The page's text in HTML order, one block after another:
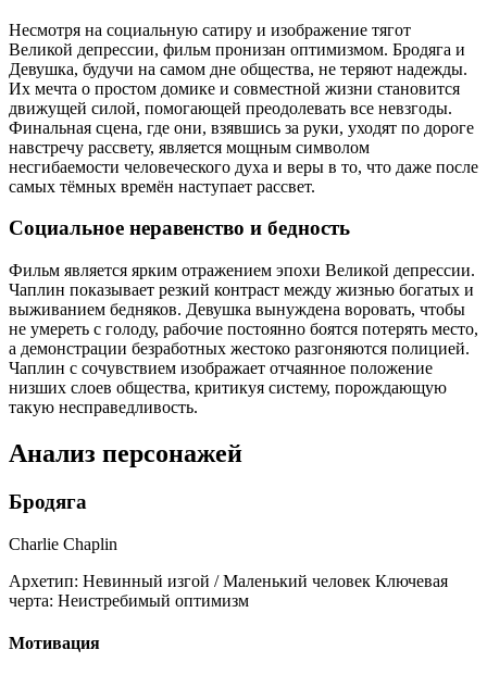
Несмотря на социальную сатиру и изображение тягот
Великой депрессии, фильм пронизан оптимизмом. Бродяга и
Девушка, будучи на самом дне общества, не теряют надежды.
Их мечта о простом домике и совместной жизни становится
движущей силой, помогающей преодолевать все невзгоды.
Финальная сцена, где они, взявшись за руки, уходят по дороге
навстречу рассвету, является мощным символом
несгибаемости человеческого духа и веры в то, что даже после
самых тёмных времён наступает рассвет.
Социальное неравенство и бедность
Фильм является ярким отражением эпохи Великой депрессии.
Чаплин показывает резкий контраст между жизнью богатых и
выживанием бедняков. Девушка вынуждена воровать, чтобы
не умереть с голоду, рабочие постоянно боятся потерять место,
а демонстрации безработных жестоко разгоняются полицией.
Чаплин с сочувствием изображает отчаянное положение
низших слоев общества, критикуя систему, порождающую
такую несправедливость.
Анализ персонажей
Бродяга
Charlie Chaplin
Архетип: Невинный изгой / Маленький человек Ключевая
черта: Неистребимый оптимизм
Мотивация